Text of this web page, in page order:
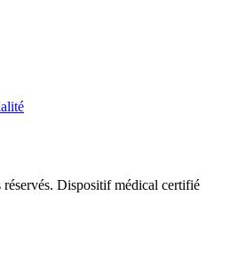
Dispositif médical certifié